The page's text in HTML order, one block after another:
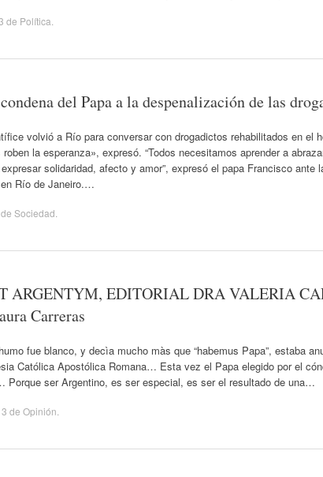
de Política
del Papa a la despenalización de las
volvió a Río para conversar con drogadictos rehabilitados en el
la esperanza», expresó. “Todos necesitamos aprender a
solidaridad, afecto y amor”, expresó el papa Francisco ante
Río de Janeiro.…
de Sociedad
ARGENTYM, EDITORIAL DRA VALERIA
Carreras
fue blanco, y decìa mucho màs que “habemus Papa”, estaba
Católica Apostólica Romana… Esta vez el Papa elegido por el
Porque ser Argentino, es ser especial, es ser el resultado de una…
de Opinión